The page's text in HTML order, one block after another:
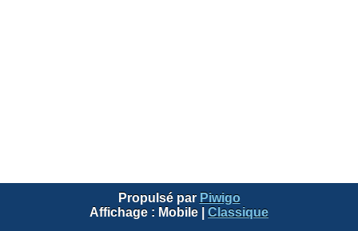
Propulsé par Piwigo
Affichage : Mobile Classique